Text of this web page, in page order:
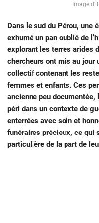
Image
Dans le sud du Pérou, une
exhumé un pan oublié de
explorant les terres arides
chercheurs ont mis au jour
collectif contenant les
femmes et enfants. Ces
ancienne peu
péri dans un contexte de
enterrées avec soin et
funéraires précieux, ce qui
particulière de la part de